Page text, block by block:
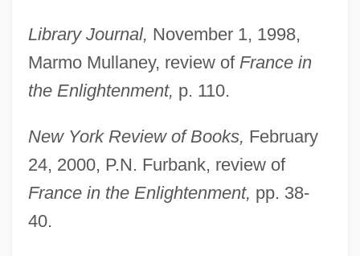
Library Journal, November 1, 1998,
Marmo Mullaney, review of France in
the Enlightenment, p. 110.
New York Review of Books, February
24, 2000, P.N. Furbank, review of
France in the Enlightenment, pp. 38-
40.
Roche Biomedical Laboratories, Inc.
Roche & Dinkeloo
Rochberg, George 1918-2005
Rochberg, Francesca 1952–
Rochat-Moser, Franziska (1966–2002)
Rochat, Philippe 1950-
Rochat, Laurence (1979–)